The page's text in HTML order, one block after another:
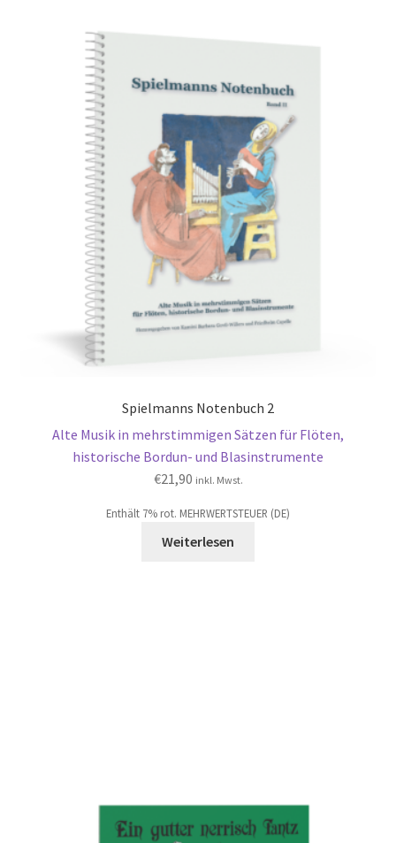
Spielmanns Notenbuch 2
Alte Musik in mehrstimmigen Sätzen für Flöten,
historische Bordun- und Blasinstrumente
€21,90 inkl. Mwst.
Enthält 7% rot. MEHRWERTSTEUER (DE)
Weiterlesen